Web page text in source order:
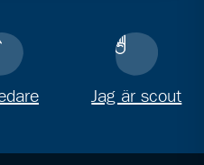
Jag är scout